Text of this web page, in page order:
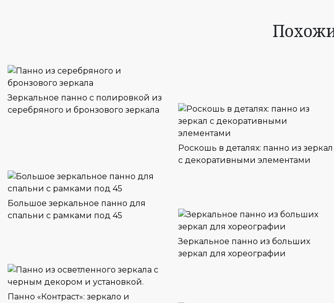
Зеркальное панно с полировкой из
серебряного и бронзового зеркала
Роскошь в деталях: панно из зеркал
с декоративными элементами
Большое зеркальное панно для
спальни с рамками под 45
Зеркальное панно из больших
зеркал для хореографии
Панно «Контраст»: зеркало и